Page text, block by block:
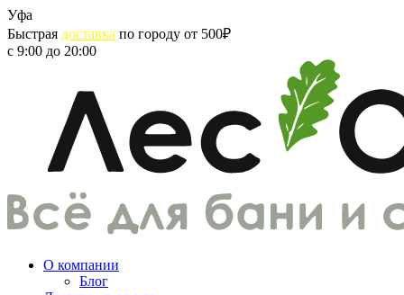
Skip
to
content
Уфа
Быстрая доставка по городу от 500₽
с 9:00 до 20:00
О компании
Блог